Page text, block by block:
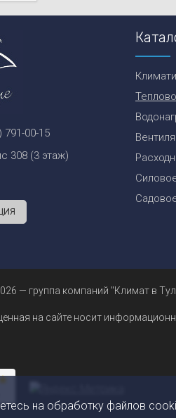
791-00-15
308 (3 этаж)
— группа компаний "Климат в
на сайте носит
на обработку файлов